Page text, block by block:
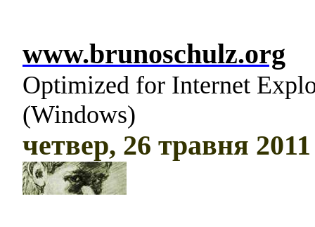
www.brunoschulz.org
Optimized for Internet
(Windows)
четвер, 26 травня